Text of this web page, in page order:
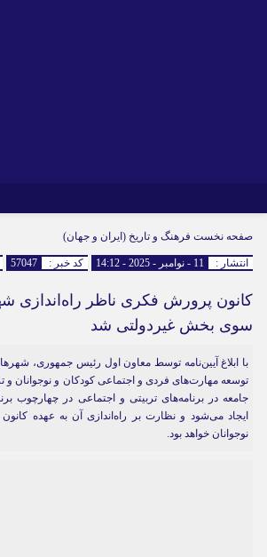
اینستاگرامصفحه نخست فرهنگ و تاریخ (ایران و جهان)
انتشار : 11 - نوامبر - 2025 - 14:12 کد خبر : 57047
کانون پرورش فکری ناظر راه‌اندازی
سوی بخش غیردولتی شد
با ابلاغ آیین‌نامه توسط معاون اول رئیس جمهوری،
توسعه مهارت‌های فردی و اجتماعی کودکان و نوجوانان و
جامعه در برنامه‌های تربیتی و اجتماعی در چهارچوب
ایجاد می‌شود و نظارت بر راه‌اندازی آن به عهده
نوجوانان خواهد بود.